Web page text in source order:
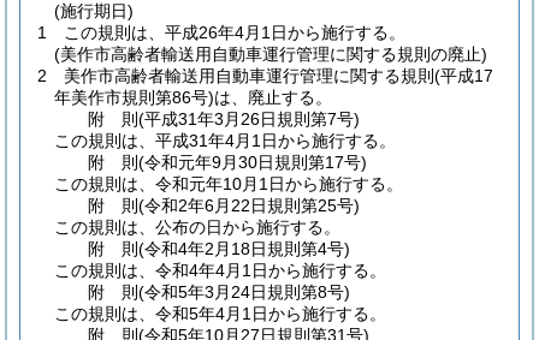
(施行期日)
1
この規則は、平成26年4月1日から施行する。
(美作市高齢者輸送用自動車運行管理に関する規則の廃止)
2
美作市高齢者輸送用自動車運行管理に関する規則 (平成17
年美作市規則第86号)は、廃止する。
附 則(平成31年3月26日規則第7号)
この規則は、平成31年4月1日から施行する。
附 則(令和元年9月30日規則第17号)
この規則は、令和元年10月1日から施行する。
附 則(令和2年6月22日規則第25号)
この規則は、公布の日から施行する。
附 則(令和4年2月18日規則第4号)
この規則は、令和4年4月1日から施行する。
附 則(令和5年3月24日規則第8号)
この規則は、令和5年4月1日から施行する。
附 則(令和5年10月27日規則第31号)